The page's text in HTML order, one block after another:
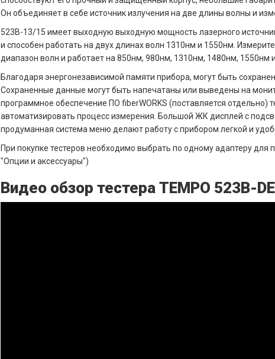
Он объединяет в себе источник излучения на две длины волны и
523B-13/15 имеет выходную выходную мощность лазерного
и способен работать на двух длинах волн 1310нм и 1550нм.
диапазон волн и работает на 850нм, 980нм, 1310нм, 1480нм, 1550нм
Благодаря энергонезависимой памяти прибора, могут быть
Сохраненные данные могут быть напечатаны или выведены на
программное обеспечение ПО fiberWORKS (поставляется отдельно)
автоматизировать процесс измерения. Большой ЖК дисплей с
продуманная система меню делают работу с прибором легкой и
При покупке тестеров необходимо выбрать по одному адаптеру для
"Опции и аксессуары")
Видео обзор тестера TEMPO 523B-